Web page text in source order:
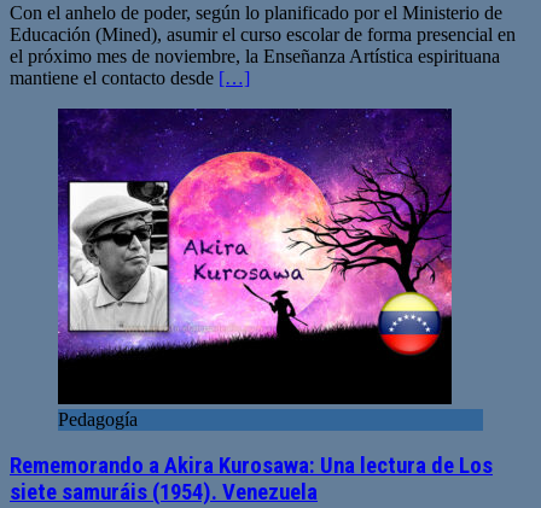
Con el anhelo de poder, según lo planificado por el Ministerio de
Educación (Mined), asumir el curso escolar de forma presencial en
el próximo mes de noviembre, la Enseñanza Artística espirituana
mantiene el contacto desde […]
Pedagogía
Rememorando a Akira Kurosawa: Una lectura de Los
siete samuráis (1954). Venezuela